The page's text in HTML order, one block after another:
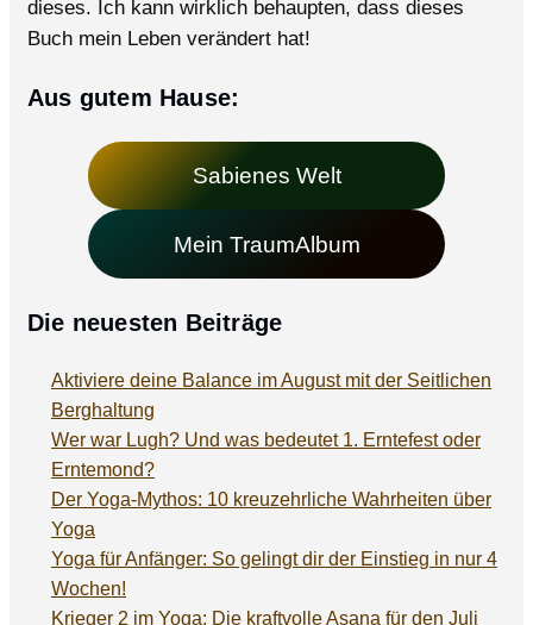
dieses. Ich kann wirklich behaupten, dass dieses
Buch mein Leben verändert hat!
Aus gutem Hause:
Sabienes Welt
Mein TraumAlbum
Die neuesten Beiträge
Aktiviere deine Balance im August mit der Seitlichen
Berghaltung
Wer war Lugh? Und was bedeutet 1. Erntefest oder
Erntemond?
Der Yoga-Mythos: 10 kreuzehrliche Wahrheiten über
Yoga
Yoga für Anfänger: So gelingt dir der Einstieg in nur 4
Wochen!
Krieger 2 im Yoga: Die kraftvolle Asana für den Juli